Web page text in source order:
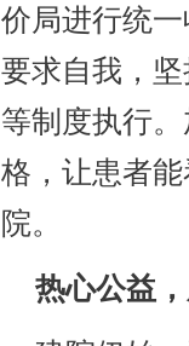
价局进行统
要求自我，
等制度执行
格，让患者
院。
热心公益，